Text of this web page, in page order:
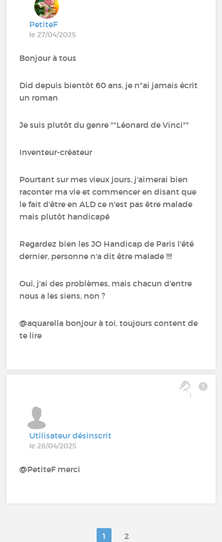
PetiteF
le 27/04/2025
Bonjour à tous
Did depuis bientôt 60 ans, je n"ai jamais écrit
un roman
Je suis plutôt du genre ""Léonard de Vinci""
Inventeur-créateur
Pourtant sur mes vieux jours, j'aimerai bien
raconter ma vie et commencer en disant que
le fait d'être en ALD ce n'est pas être malade
mais plutôt handicapé
Regardez bien les JO Handicap de Paris l'été
dernier, personne n'a dit être malade !!!!
Oui, j'ai des problèmes, mais chacun d'entre
nous a les siens, non ?
@aquarella bonjour à toi, toujours content de
te lire
1
Utilisateur désinscrit
le 28/04/2025
@PetiteF merci
1 2